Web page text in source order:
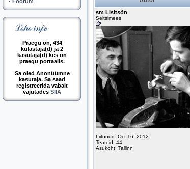
Praegu on, 434
külastaja(d) ja 2
kasutaja(d) kes on
praegu portaalis.
Sa oled Anonüümne
kasutaja. Sa saad
registreerida vabalt
vajutades SIIA
sm Lisitsõn
Seltsimees
Liitunud: Oct 16, 2012
Teateid: 44
Asukoht: Tallinn